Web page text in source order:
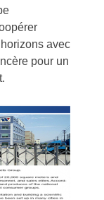
avec
pour un